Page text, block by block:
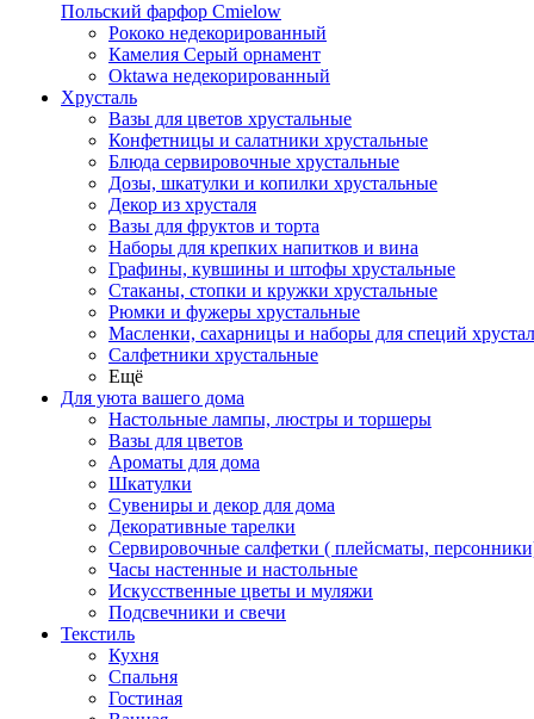
Польский фарфор Сmielow
Рококо недекорированный
Камелия Серый орнамент
Oktawa недекорированный
Хрусталь
Вазы для цветов хрустальные
Конфетницы и салатники хрустальные
Блюда сервировочные хрустальные
Дозы, шкатулки и копилки хрустальные
Декор из хрусталя
Вазы для фруктов и торта
Наборы для крепких напитков и вина
Графины, кувшины и штофы хрустальные
Стаканы, стопки и кружки хрустальные
Рюмки и фужеры хрустальные
Масленки, сахарницы и наборы для специй
Салфетники хрустальные
Ещё
Для уюта вашего дома
Настольные лампы, люстры и торшеры
Вазы для цветов
Ароматы для дома
Шкатулки
Сувениры и декор для дома
Декоративные тарелки
Сервировочные салфетки ( плейсматы,
Часы настенные и настольные
Искусственные цветы и муляжи
Подсвечники и свечи
Текстиль
Кухня
Спальня
Гостиная